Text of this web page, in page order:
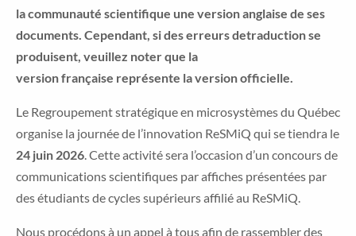
la communauté scientifique une version anglaise de ses
documents. Cependant, si des erreurs detraduction se
produisent, veuillez noter que la
version française représente la version officielle.
Le Regroupement stratégique en microsystèmes du Québec
organise la journée de l’innovation ReSMiQ qui se tiendra le
24 juin 2026. Cette activité sera l’occasion d’un concours de
communications scientifiques par affiches présentées par
des étudiants de cycles supérieurs affilié au ReSMiQ.
Nous procédons à un appel à tous afin de rassembler des